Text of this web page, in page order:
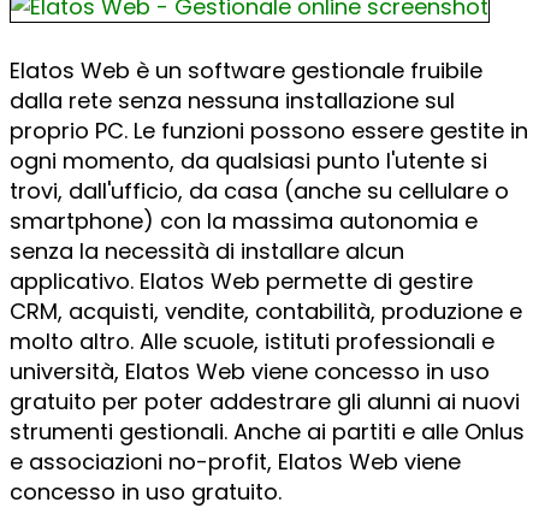
Elatos Web è un software gestionale fruibile
dalla rete senza nessuna installazione sul
proprio PC. Le funzioni possono essere gestite in
ogni momento, da qualsiasi punto l'utente si
trovi, dall'ufficio, da casa (anche su cellulare o
smartphone) con la massima autonomia e
senza la necessità di installare alcun
applicativo. Elatos Web permette di gestire
CRM, acquisti, vendite, contabilità, produzione e
molto altro. Alle scuole, istituti professionali e
università, Elatos Web viene concesso in uso
gratuito per poter addestrare gli alunni ai nuovi
strumenti gestionali. Anche ai partiti e alle Onlus
e associazioni no-profit, Elatos Web viene
concesso in uso gratuito.